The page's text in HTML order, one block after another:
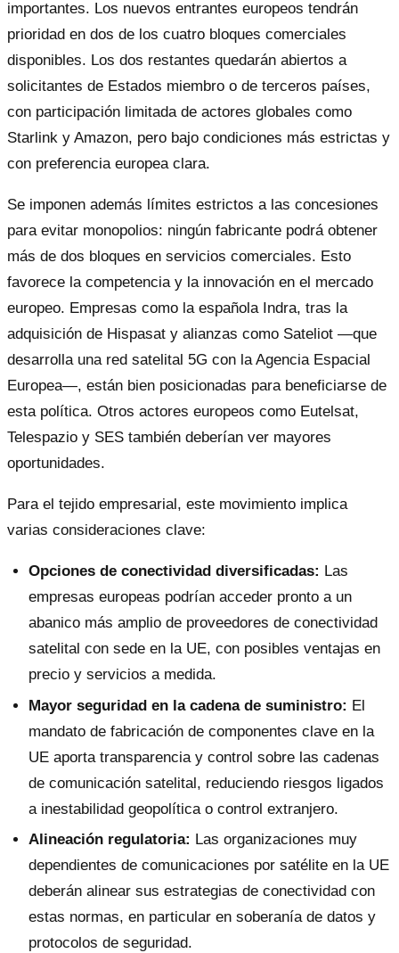
importantes. Los nuevos entrantes europeos tendrán
prioridad en dos de los cuatro bloques comerciales
disponibles. Los dos restantes quedarán abiertos a
solicitantes de Estados miembro o de terceros países,
con participación limitada de actores globales como
Starlink y Amazon, pero bajo condiciones más estrictas y
con preferencia europea clara.
Se imponen además límites estrictos a las concesiones
para evitar monopolios: ningún fabricante podrá obtener
más de dos bloques en servicios comerciales. Esto
favorece la competencia y la innovación en el mercado
europeo. Empresas como la española Indra, tras la
adquisición de Hispasat y alianzas como Sateliot —que
desarrolla una red satelital 5G con la Agencia Espacial
Europea—, están bien posicionadas para beneficiarse de
esta política. Otros actores europeos como Eutelsat,
Telespazio y SES también deberían ver mayores
oportunidades.
Para el tejido empresarial, este movimiento implica
varias consideraciones clave:
Opciones de conectividad diversificadas: Las
empresas europeas podrían acceder pronto a un
abanico más amplio de proveedores de conectividad
satelital con sede en la UE, con posibles ventajas en
precio y servicios a medida.
Mayor seguridad en la cadena de suministro: El
mandato de fabricación de componentes clave en la
UE aporta transparencia y control sobre las cadenas
de comunicación satelital, reduciendo riesgos ligados
a inestabilidad geopolítica o control extranjero.
Alineación regulatoria: Las organizaciones muy
dependientes de comunicaciones por satélite en la UE
deberán alinear sus estrategias de conectividad con
estas normas, en particular en soberanía de datos y
protocolos de seguridad.